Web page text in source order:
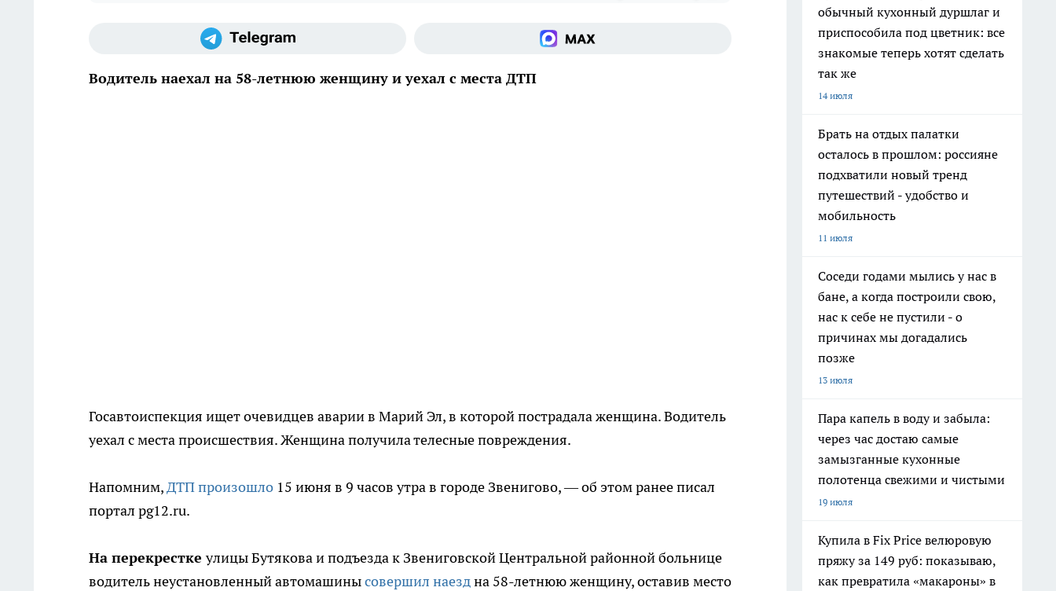
Водитель наехал на 58-летнюю женщину и уехал с места ДТП
Госавтоиспекция ищет очевидцев аварии в Марий Эл, в которой пострадала женщина. Водитель
уехал с места происшествия. Женщина получила телесные повреждения.
Напомним,ДТП произошло 15 июня в 9 часов утра в городе Звенигово, — об этом ранее писал
портал pg12.ru.
На перекресткеулицы Бутякова и подъезда к Звениговской Центральной районной больнице
водитель неустановленный автомашинысовершил наездна 58-летнюю женщину, оставив место
обычный кухонный дуршлаг и
приспособила под цветник: все
знакомые теперь хотят сделать
так же
14 июля
Брать на отдых палатки
осталось в прошлом: россияне
подхватили новый тренд
путешествий - удобство и
мобильность
11 июля
Соседи годами мылись у нас в
бане, а когда построили свою,
нас к себе не пустили - о
причинах мы догадались
позже
13 июля
Пара капель в воду и забыла:
через час достаю самые
замызганные кухонные
полотенца свежими и чистыми
19 июля
Купила в Fix Price велюровую
пряжу за 149 руб: показываю,
как превратила «макароны» в